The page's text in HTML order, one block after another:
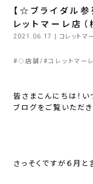
【☆ブライダル
レットマーレ店
2021.06.17 | コレットマ
#◇店舗 #コレットマー
皆さまこんにちは！い
ブログをご覧いただき
さっそくですが６月と